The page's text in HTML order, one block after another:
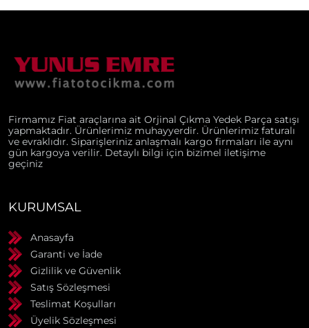
Firmamız Fiat araçlarına ait Orjinal Çıkma Yedek Parça satışı
yapmaktadır. Ürünlerimiz muhayyerdir. Ürünlerimiz faturalı
ve evraklıdır. Siparişleriniz anlaşmalı kargo firmaları ile aynı
gün kargoya verilir. Detaylı bilgi için bizimel iletişime
geçiniz
KURUMSAL
Anasayfa
Garanti ve İade
Gizlilik ve Güvenlik
Satış Sözleşmesi
Teslimat Koşulları
Üyelik Sözleşmesi